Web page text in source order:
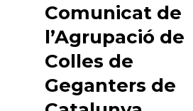
Comunicat de
l’Agrupació de
Colles de
Geganters de